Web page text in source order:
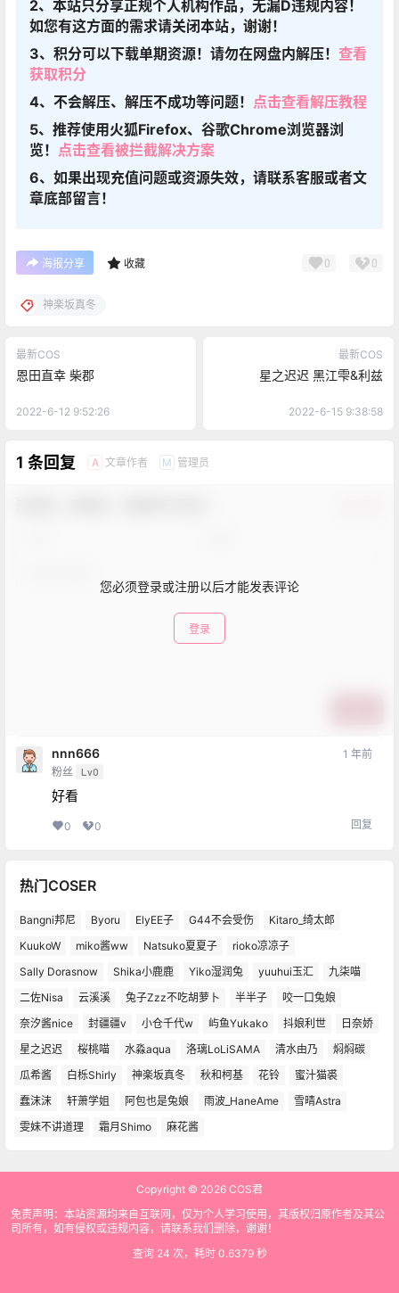
2、本站只分享正规个人机构作品，无漏D违规内容！
如您有这方面的需求请关闭本站，谢谢！
3、积分可以下载单期资源！请勿在网盘内解压！ 查看
获取积分
4、不会解压、解压不成功等问题！ 点击查看解压教程
5、推荐使用火狐Firefox、谷歌Chrome浏览器浏
览！ 点击查看被拦截解决方案
6、如果出现充值问题或资源失效，请联系客服或者文
章底部留言！
海报分享 收藏 0 0
神楽坂真冬
最新COS
恩田直幸 柴郡
2022-6-12 9:52:26
最新COS
星之迟迟 黑江雫&利兹
2022-6-15 9:38:58
1 条回复 A 文章作者 M 管理员
您必须登录或注册以后才能发表评论
登录
nnn666
粉丝 Lv0
1 年前
好看
0 0 回复
热门COSER
Bangni邦尼 Byoru ElyEE子 G44不会受伤
Kitaro_绮太郎
KuukoW
miko酱ww Natsuko夏夏子
rioko凉凉子
Sally Dorasnow
Shika小鹿鹿 Yiko湿润兔 yuuhui玉汇
九柒喵
二佐Nisa
云溪溪 兔子Zzz不吃胡萝卜 半半子
咬一口兔娘
奈汐酱nice
封疆疆v 小仓千代w 屿鱼Yukako 抖娘利世
日奈娇
星之迟迟
桜桃喵 水淼aqua 洛璃LoLiSAMA 清水由乃
焖焖碳
瓜希酱
白栎Shirly 神楽坂真冬 秋和柯基 花铃
蜜汁猫裘
蠢沫沫
轩萧学姐 阿包也是兔娘 雨波_HaneAme
雪晴Astra
雯妹不讲道理
霜月Shimo 麻花酱
Copyright © 2026 COS君
免责声明：本站资源均来自互联网，仅为个人学习使用，其版权归原作者及其公
司所有，如有侵权或违规内容，请联系我们删除，谢谢！
查询 24 次，耗时 0.6379 秒